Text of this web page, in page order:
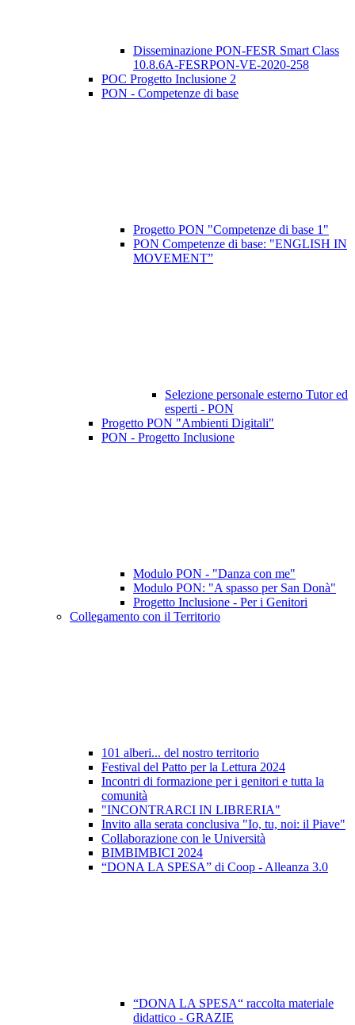
Disseminazione PON-FESR Smart Class
10.8.6A-FESRPON-VE-2020-258
POC Progetto Inclusione 2
PON - Competenze di base
Progetto PON "Competenze di base 1"
PON Competenze di base: "ENGLISH IN
MOVEMENT”
Selezione personale esterno Tutor ed
esperti - PON
Progetto PON "Ambienti Digitali"
PON - Progetto Inclusione
Modulo PON - "Danza con me"
Modulo PON: "A spasso per San Donà"
Progetto Inclusione - Per i Genitori
Collegamento con il Territorio
101 alberi... del nostro territorio
Festival del Patto per la Lettura 2024
Incontri di formazione per i genitori e tutta la
comunità
"INCONTRARCI IN LIBRERIA"
Invito alla serata conclusiva "Io, tu, noi: il Piave"
Collaborazione con le Università
BIMBIMBICI 2024
“DONA LA SPESA” di Coop - Alleanza 3.0
“DONA LA SPESA“ raccolta materiale
didattico - GRAZIE